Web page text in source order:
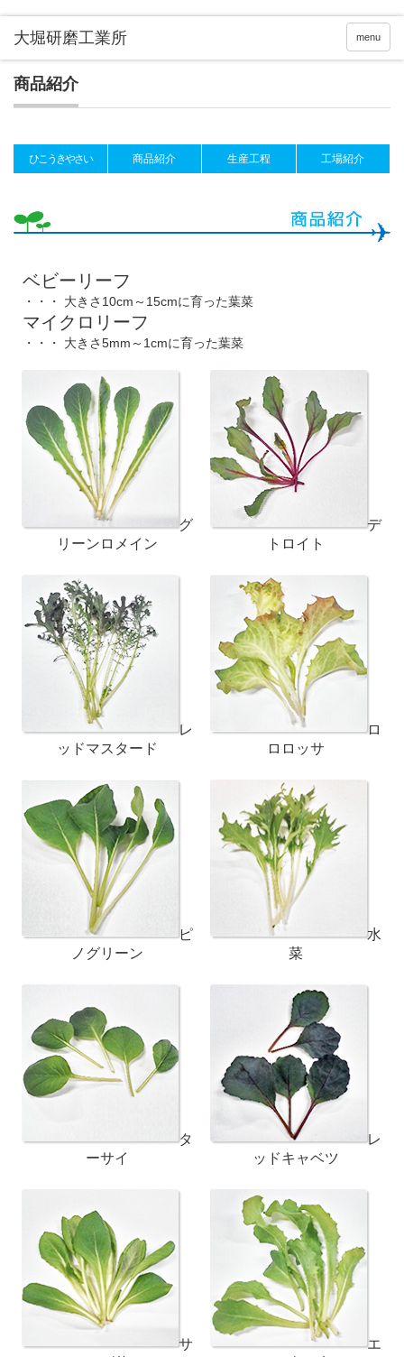
menu
商品紹介
ひこうきやさい 商品紹介 生産工程 工場紹介
ベビーリーフ
・・・ 大きさ10cm～15cmに育った葉菜
マイクロリーフ
・・・ 大きさ5mm～1cmに育った葉菜
グ
リーンロメイン
デ
トロイト
レ
ッドマスタード
ロ
ロロッサ
ピ
ノグリーン
水
菜
タ
ーサイ
レ
ッドキャベツ
サ
エ